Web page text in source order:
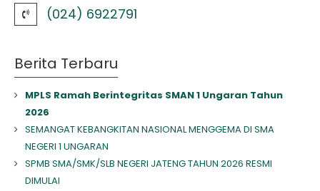
(024) 6922791
Berita Terbaru
MPLS Ramah Berintegritas SMAN 1 Ungaran Tahun
2026
SEMANGAT KEBANGKITAN NASIONAL MENGGEMA DI SMA
NEGERI 1 UNGARAN
SPMB SMA/SMK/SLB NEGERI JATENG TAHUN 2026 RESMI
DIMULAI